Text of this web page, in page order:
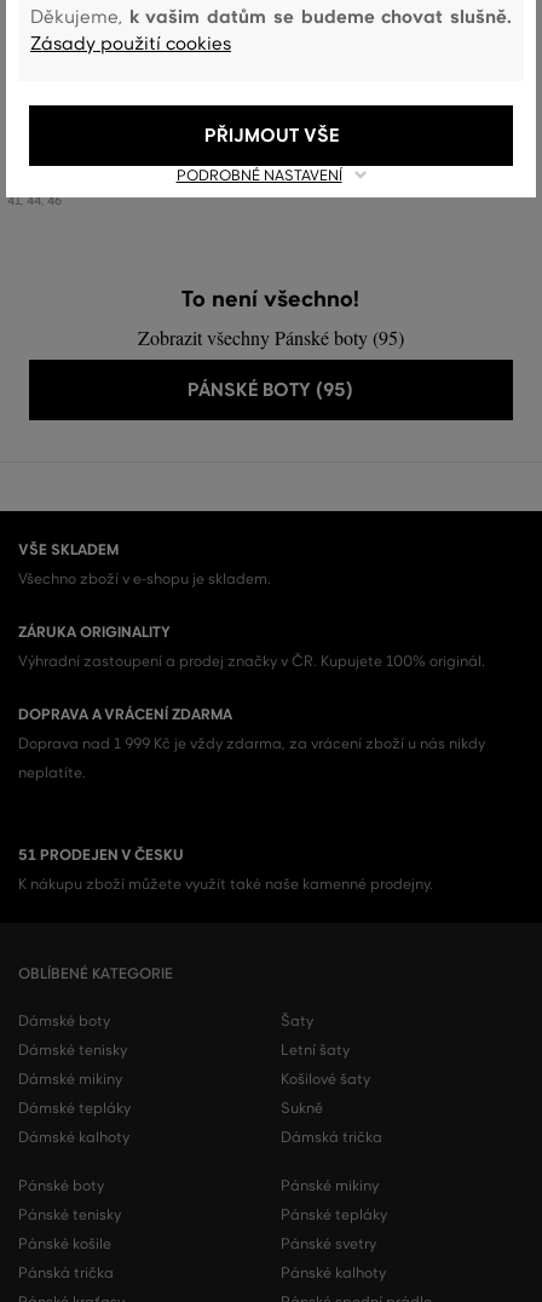
SLEVA -30%
3 399 Kč
41, 44, 46
To není všechno!
Zobrazit všechny Pánské boty (95)
PÁNSKÉ BOTY (95)
VŠE SKLADEM
Všechno zboží v e-shopu je skladem.
ZÁRUKA ORIGINALITY
Výhradní zastoupení a prodej značky v ČR. Kupujete 100% originál.
DOPRAVA A VRÁCENÍ ZDARMA
Doprava nad 1 999 Kč je vždy zdarma, za vrácení zboží u nás nikdy
neplatíte.
51 PRODEJEN V ČESKU
K nákupu zboží můžete využít také naše kamenné prodejny.
OBLÍBENÉ KATEGORIE
Dámské boty
Dámské tenisky
Dámské mikiny
Dámské tepláky
Dámské kalhoty
Šaty
Letní šaty
Košilové šaty
Sukně
Dámská trička
Pánské boty
Pánské tenisky
Pánské košile
Pánská trička
Pánské mikiny
Pánské tepláky
Pánské svetry
Pánské kalhoty
Děkujeme, k vašim datům se budeme chovat slušně.
Zásady použití cookies
PODROBNÉ NASTAVENÍ
PŘIJMOUT VŠE